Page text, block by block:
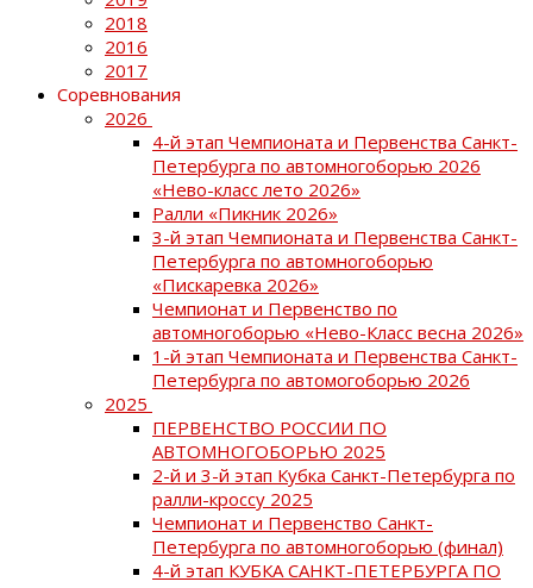
2018
2016
2017
Соревнования
2026
4-й этап Чемпионата и Первенства Санкт-
Петербурга по автомногоборью 2026
«Нево-класс лето 2026»
Ралли «Пикник 2026»
3-й этап Чемпионата и Первенства Санкт-
Петербурга по автомногоборью
«Пискаревка 2026»
Чемпионат и Первенство по
автомногоборью «Нево-Класс весна 2026»
1-й этап Чемпионата и Первенства Санкт-
Петербурга по автомогоборью 2026
2025
ПЕРВЕНСТВО РОССИИ ПО
АВТОМНОГОБОРЬЮ 2025
2-й и 3-й этап Кубка Санкт-Петербурга по
ралли-кроссу 2025
Чемпионат и Первенство Санкт-
Петербурга по автомногоборью (финал)
4-й этап КУБКА САНКТ-ПЕТЕРБУРГА ПО